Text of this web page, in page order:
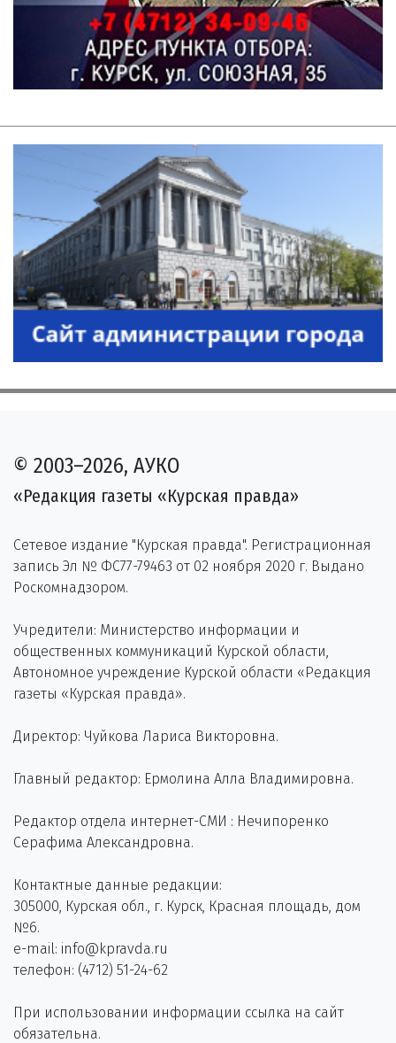
© 2003–2026, АУКО
«Редакция газеты «Курская правда»
Сетевое издание "Курская правда". Регистрационная
запись Эл № ФС77-79463 от 02 ноября 2020 г. Выдано
Роскомнадзором.
Учредители: Министерство информации и
общественных коммуникаций Курской области,
Автономное учреждение Курской области «Редакция
газеты «Курская правда».
Директор: Чуйкова Лариса Викторовна.
Главный редактор: Ермолина Алла Владимировна.
Редактор отдела интернет-СМИ : Нечипоренко
Серафима Александровна.
Контактные данные редакции:
305000, Курская обл., г. Курск, Красная площадь, дом
№6.
e-mail: info@kpravda.ru
телефон: (4712) 51-24-62
При использовании информации ссылка на сайт
обязательна.